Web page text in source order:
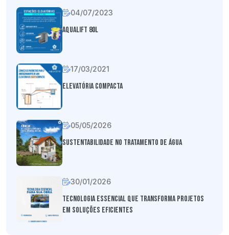
04/07/2023
Aqualift 80L
17/03/2021
Elevatória Compacta
05/05/2026
Sustentabilidade no tratamento de água
30/01/2026
Tecnologia essencial que transforma projetos
em soluções eficientes